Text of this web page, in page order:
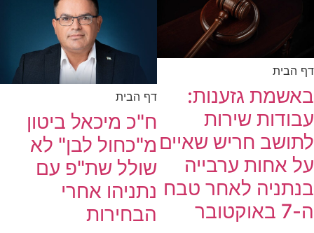
דף הבית
באשמת גזענות:
עבודות שירות
לתושב חריש שאיים
על אחות ערבייה
בנתניה לאחר טבח
ה-7 באוקטובר
דף הבית
ח"כ מיכאל ביטון
מ"כחול לבן" לא
שולל שת"פ עם
נתניהו אחרי
הבחירות